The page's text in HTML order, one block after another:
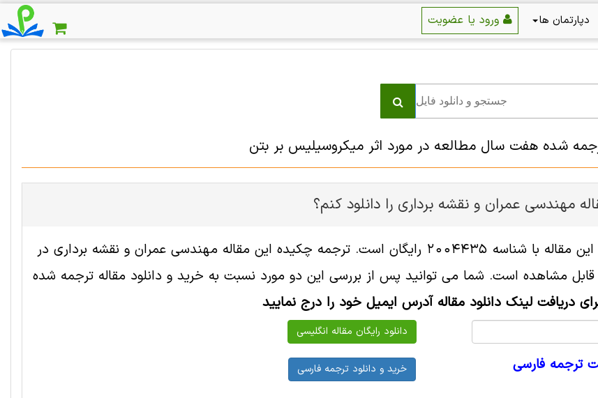
دپارتمان ها
شده هفت سال مطالعه در مورد اثر میکروسیلیس بر بتن
مهندسی عمران و نقشه برداری را دانلود کنم؟
فایل انگلیسی این مقاله با شناسه 2004435 رایگان است. ترجمه چکیده این مقاله مهندسی عمران و نقشه برداری در
مشاهده است. شما می توانید پس از بررسی این دو مورد نسبت به خرید و دانلود مقاله ترجمه شده
دریافت لینک دانلود مقاله آدرس ایمیل خود را درج نمایید
ترجمه فارسی